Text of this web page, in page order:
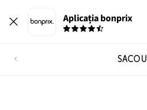
Aplicația bonprix
SACOU